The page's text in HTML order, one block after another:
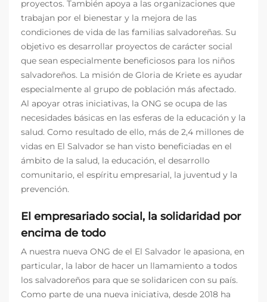
proyectos. También apoya a las organizaciones que
trabajan por el bienestar y la mejora de las
condiciones de vida de las familias salvadoreñas. Su
objetivo es desarrollar proyectos de carácter social
que sean especialmente beneficiosos para los niños
salvadoreños. La misión de Gloria de Kriete es ayudar
especialmente al grupo de población más afectado.
Al apoyar otras iniciativas, la ONG se ocupa de las
necesidades básicas en las esferas de la educación y la
salud. Como resultado de ello, más de 2,4 millones de
vidas en El Salvador se han visto beneficiadas en el
ámbito de la salud, la educación, el desarrollo
comunitario, el espíritu empresarial, la juventud y la
prevención.
El empresariado social, la solidaridad por
encima de todo
A nuestra nueva ONG de el El Salvador le apasiona, en
particular, la labor de hacer un llamamiento a todos
los salvadoreños para que se solidaricen con su país.
Como parte de una nueva iniciativa, desde 2018 ha